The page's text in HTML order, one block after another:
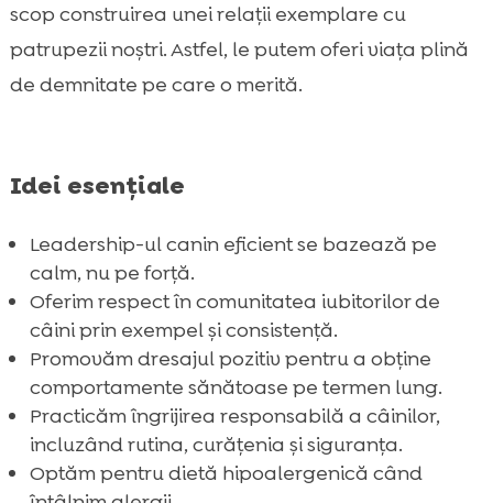
scop construirea unei relații exemplare cu
patrupezii noștri. Astfel, le putem oferi viața plină
de demnitate pe care o merită.
Idei esențiale
Leadership-ul canin eficient se bazează pe
calm, nu pe forță.
Oferim respect în comunitatea iubitorilor de
câini prin exempel și consistență.
Promovăm dresajul pozitiv pentru a obține
comportamente sănătoase pe termen lung.
Practicăm îngrijirea responsabilă a câinilor,
incluzând rutina, curățenia și siguranța.
Optăm pentru dietă hipoalergenică când